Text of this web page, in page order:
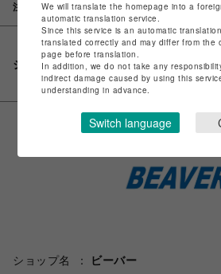
注意事項
シェアする
ショップ名
ビーバー
We will translate the homepage into a
automatic translation service.
Since this service is an automatic
translated correctly and may differ from the
page before translation.
In addition, we do not take any
indirect damage caused by using this
understanding in advance.
Switch language